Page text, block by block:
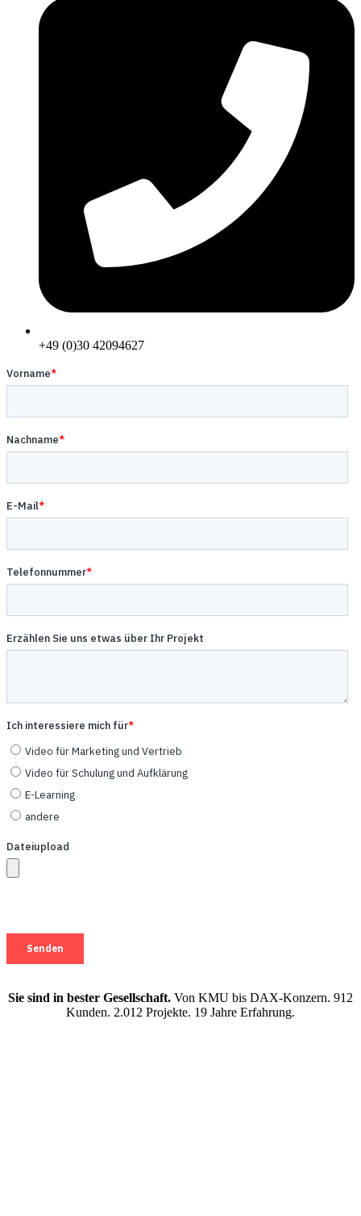
+49 (0)30 42094627
Sie sind in bester Gesellschaft. Von KMU bis DAX-Konzern. 912
Kunden. 2.012 Projekte. 19 Jahre Erfahrung.